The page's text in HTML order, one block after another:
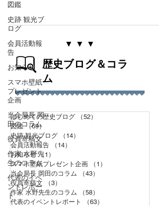
図鑑
史跡 観光ブ
ログ
会員活動報
告
お知らせ
スマホ壁紙
プレゼント
企画
当会局長 岡
田のコラム
役員寄稿文
作家 水野先
生のコラム
代表のイベ
ントレポー
ト
▼ ​▼ ​▼
​歴史ブログ＆コラ
ム
はじめての歴史ブログ （52）
図鑑 （69）
史跡 観光ブログ
（14）
会員活動報告
（14）
お知らせ （1）
スマホ壁紙プレゼント企画
（1）
当会局長 岡田のコラム
（43）
役員寄稿文
（3）
作家 水野先生のコラム
（58）
代表のイベントレポート
（63）